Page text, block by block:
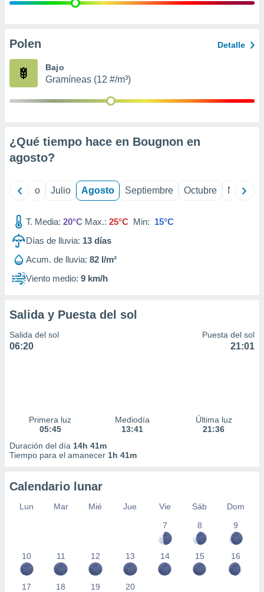
e
publicidad
Polen Detalle
Bajo
Gramíneas (12 #/m³)
¿Qué tiempo hace en Bougnon en
agosto?
Junio Julio Agosto Septiembre Octubre
T. Media: 20°C Max.: 25°C Min: 15°C
Días de lluvia: 13 días
Acum. de lluvia: 82 l/m²
Viento medio: 9 km/h
Salida y Puesta del sol
Salida del sol
06:20
Puesta del sol
21:01
Primera luz
05:45
Mediodía
13:41
Última luz
21:36
Duración del día 14h 41m
Tiempo para el amanecer 1h 41m
Calendario lunar
Lun Mar Mié Jue Vie Sáb
Dom
7
8 9
10 11 12 13 14 15 16
17 18 19 20